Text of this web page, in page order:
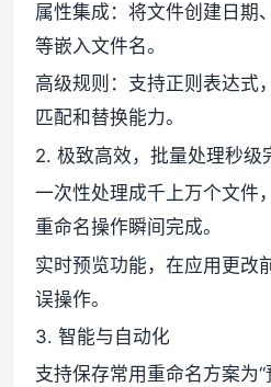
属性集成：将文件创建日期
等嵌入文件名。
高级规则：支持正则表达式
匹配和替换能力。
2. 极致高效，批量处理秒级
一次性处理成千上万个文件
重命名操作瞬间完成。
实时预览功能，在应用更改
误操作。
3. 智能与自动化
支持保存常用重命名方案为“